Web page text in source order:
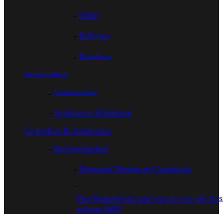
Chile
Bolivien
Brasilien
Reisevideos
Südamerika
Ayahuasca-Erfahrung
Gedanken & Inspiration
Reisegedanken
Motorrad Tuning in Guatemala
Das Hamsterrad und warum uns ein
schwer fällt?